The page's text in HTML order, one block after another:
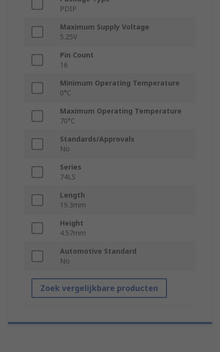
PDIP
Maximum Supply Voltage
5.25V
Pin Count
16
Minimum Operating Temperature
0°C
Maximum Operating Temperature
70°C
Standards/Approvals
No
Series
74LS
Length
19.3mm
Height
4.57mm
Automotive Standard
No
Zoek vergelijkbare producten